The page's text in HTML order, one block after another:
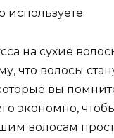
на сухие
что волосы
вы
экономно,
волосам